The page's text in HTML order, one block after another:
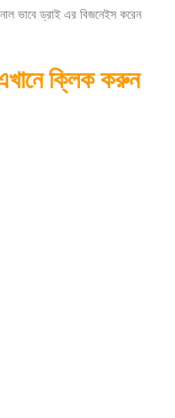
ভাবে ড্রাই এর বিজনেইস করেন
ক্লিক করুন